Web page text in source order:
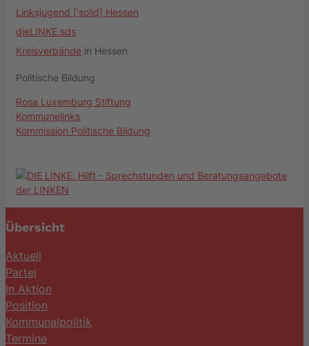
Linksjugend ['solid] Hessen
dieLINKE.sds
Kreisverbände in Hessen
Politische Bildung
Rosa Luxemburg Stiftung
Kommunelinks
Kommission Politische Bildung
Übersicht
Aktuell
Partei
In Aktion
Position
Kommunalpolitik
Termine